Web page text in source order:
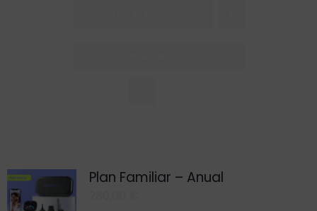
Plan Familiar – Anual